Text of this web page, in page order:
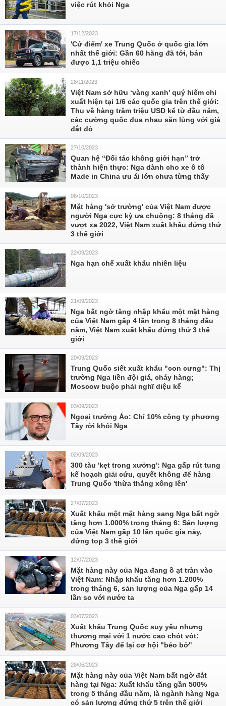
việc rút khỏi Nga
17/12/2023
'Cứ điểm' xe Trung Quốc ở quốc gia lớn
nhất thế giới: Gần 60 hãng đã tới, bán
được 1,1 triệu chiếc
28/11/2023
Việt Nam sở hữu ‘vàng xanh’ quý hiếm chỉ
xuất hiện tại 1/6 các quốc gia trên thế giới:
Thu về hàng trăm triệu USD kể từ đầu năm,
các cường quốc đua nhau săn lùng với giá
đắt đỏ
27/10/2023
Quan hệ “Đối tác không giới hạn” trở
thành hiện thực: Nga dành cho xe ô tô
Made in China ưu ái lớn chưa từng thấy
06/10/2023
Mặt hàng 'sở trường' của Việt Nam được
người Nga cực kỳ ưa chuộng: 8 tháng đã
vượt xa 2022, Việt Nam xuất khẩu đứng thứ
3 thế giới
22/09/2023
Nga hạn chế xuất khẩu nhiên liệu
21/09/2023
Nga bất ngờ tăng nhập khẩu một mặt hàng
của Việt Nam gấp 4 lần trong 8 tháng đầu
năm, Việt Nam xuất khẩu đứng thứ 3 thế
giới
20/09/2023
Trung Quốc siết xuất khẩu "con cưng": Thị
trường Nga liền đội giá, cháy hàng;
Moscow buộc phải nghĩ diệu kế
03/09/2023
Ngoại trưởng Áo: Chỉ 10% công ty phương
Tây rời khỏi Nga
02/09/2023
300 tàu 'kẹt trong xưởng': Nga gấp rút tung
kế hoạch giải cứu, quyết không để hàng
Trung Quốc 'thừa thắng xông lên'
27/07/2023
Xuất khẩu một mặt hàng sang Nga bất ngờ
tăng hơn 1.000% trong tháng 6: Sản lượng
của Việt Nam gấp 10 lần quốc gia này,
đứng top 3 thế giới
12/07/2023
Mặt hàng này của Nga đang ồ ạt tràn vào
Việt Nam: Nhập khẩu tăng hơn 1.200%
trong tháng 6, sản lượng của Nga gấp 14
lần so với nước ta
03/07/2023
Xuất khẩu Trung Quốc suy yếu nhưng
thương mại với 1 nước cao chót vót:
Phương Tây để lại cơ hội "béo bở"
28/06/2023
Mặt hàng này của Việt Nam bất ngờ đắt
hàng tại Nga: Xuất khẩu tăng gần 500%
trong 5 tháng đầu năm, là ngành hàng Nga
có sản lượng đứng thứ 5 trên thế giới